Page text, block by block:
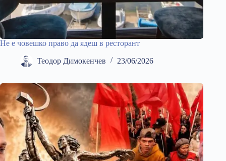
Не е човешко право да ядеш в ресторант
Теодор Димокенчев 23/06/2026